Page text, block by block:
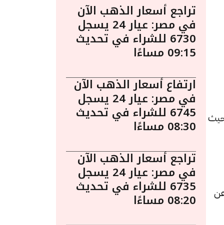
الساعة 8:10 مساءً. حيث
3 جنيهات عن
تراجع أسعار الذهب الآن
في مصر: عيار 24 يسجل
6730 للشراء في تحديث
09:15 مساءًا
ارتفاع أسعار الذهب الآن
في مصر: عيار 24 يسجل
6745 للشراء في تحديث
08:30 مساءًا
تراجع أسعار الذهب الآن
في مصر: عيار 24 يسجل
6735 للشراء في تحديث
08:20 مساءًا